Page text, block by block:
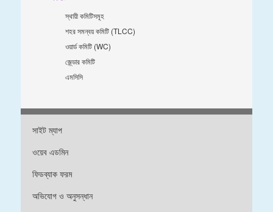
স্থায়ী কমিটিসমূহ
শহর সমন্বয় কমিটি (TLCC)
ওয়ার্ড কমিটি (WC)
জে্ন্ডার কমিটি
এমসিসি
সাইট ম্যাপ
ওয়েব এডমিন
ফিডব্যাক ফরম
অভিযোগ ও অনুসন্ধান